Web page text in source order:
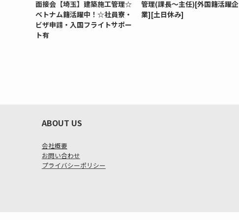
面接会【埼玉】建築施工管理☆
ベトナム籍活躍中！☆社員寮・
ビザ申請・入国フライトサポー
ト有
管理(課長～主任)[外国籍活躍企
業][土日休み]
ABOUT US
会社概要
お問い合わせ
プライバシーポリシー